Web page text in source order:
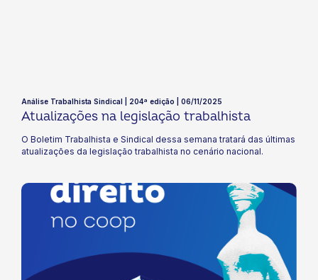
Análise Trabalhista Sindical | 204ª edição | 06/11/2025
Atualizações na legislação trabalhista
O Boletim Trabalhista e Sindical dessa semana tratará das últimas
atualizações da legislação trabalhista no cenário nacional.